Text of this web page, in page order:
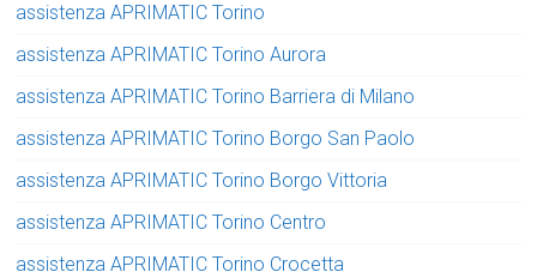
assistenza APRIMATIC Torino
assistenza APRIMATIC Torino Aurora
assistenza APRIMATIC Torino Barriera di Milano
assistenza APRIMATIC Torino Borgo San Paolo
assistenza APRIMATIC Torino Borgo Vittoria
assistenza APRIMATIC Torino Centro
assistenza APRIMATIC Torino Crocetta